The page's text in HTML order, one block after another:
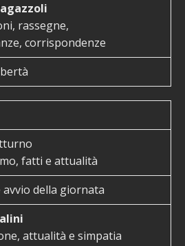
rassegne,
corrispondenze
fatti e attualità
avvio della giornata
attualità e simpatia